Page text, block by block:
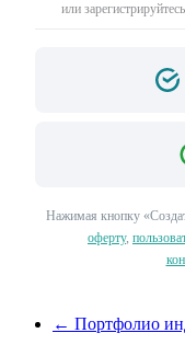
или
Нажимая кнопку
оферту,
← Портфолио